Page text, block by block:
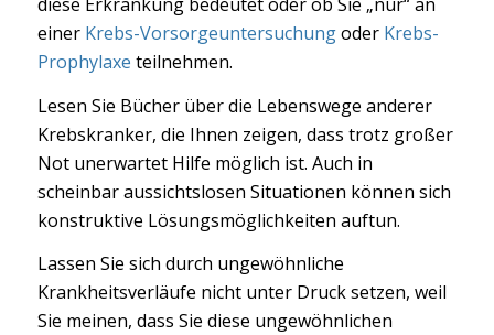
einer Krebs-Vorsorgeuntersuchungoder Krebs-
Prophylaxe teilnehmen.
Lesen Sie Bücher über die Lebenswege anderer
Krebskranker, die Ihnen zeigen, dass trotz großer
Not unerwartet Hilfe möglich ist. Auch in
scheinbar aussichtslosen Situationen können sich
konstruktive Lösungsmöglichkeiten auftun.
Lassen Sie sich durch ungewöhnliche
Krankheitsverläufe nicht unter Druck setzen, weil
Sie meinen, dass Sie diese ungewöhnlichen